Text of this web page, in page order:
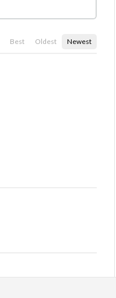
Best Oldest Newest